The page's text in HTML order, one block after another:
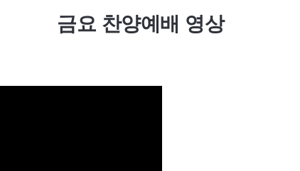
금요 찬양예배 영상